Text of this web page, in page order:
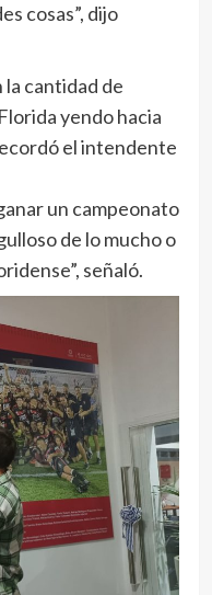
cosas”, dijo
la cantidad de
yendo hacia
el intendente
un campeonato
de lo mucho o
señaló.